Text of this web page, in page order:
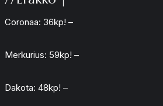
Coronaa: 36kp! –
Merkurius: 59kp! –
Dakota: 48kp! –